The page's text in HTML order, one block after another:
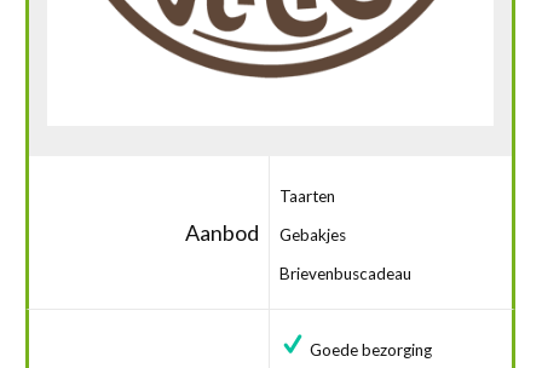
Aanbod
Taarten
Gebakjes
Brievenbuscadeau
Goede bezorging